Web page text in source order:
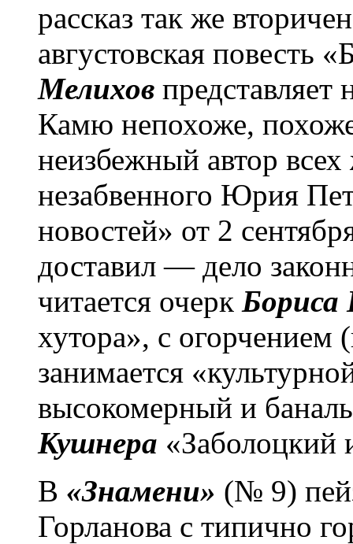
рассказ так же
августовская повесть
Мелихов
Камю непохоже,
неизбежный автор
незабвенного Юрия
новостей» от 2
доставил — дело
читается очерк Бориса
хутора», с огорчением
занимается
высокомерный и
Кушнера «Заболоцкий
В «Знамени» (№ 9)
Горланова с типично